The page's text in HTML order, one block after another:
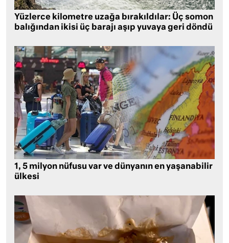
Yüzlerce kilometre uzağa bırakıldılar: Üç somon
balığından ikisi üç barajı aşıp yuvaya geri döndü
1, 5 milyon nüfusu var ve dünyanın en yaşanabilir
ülkesi